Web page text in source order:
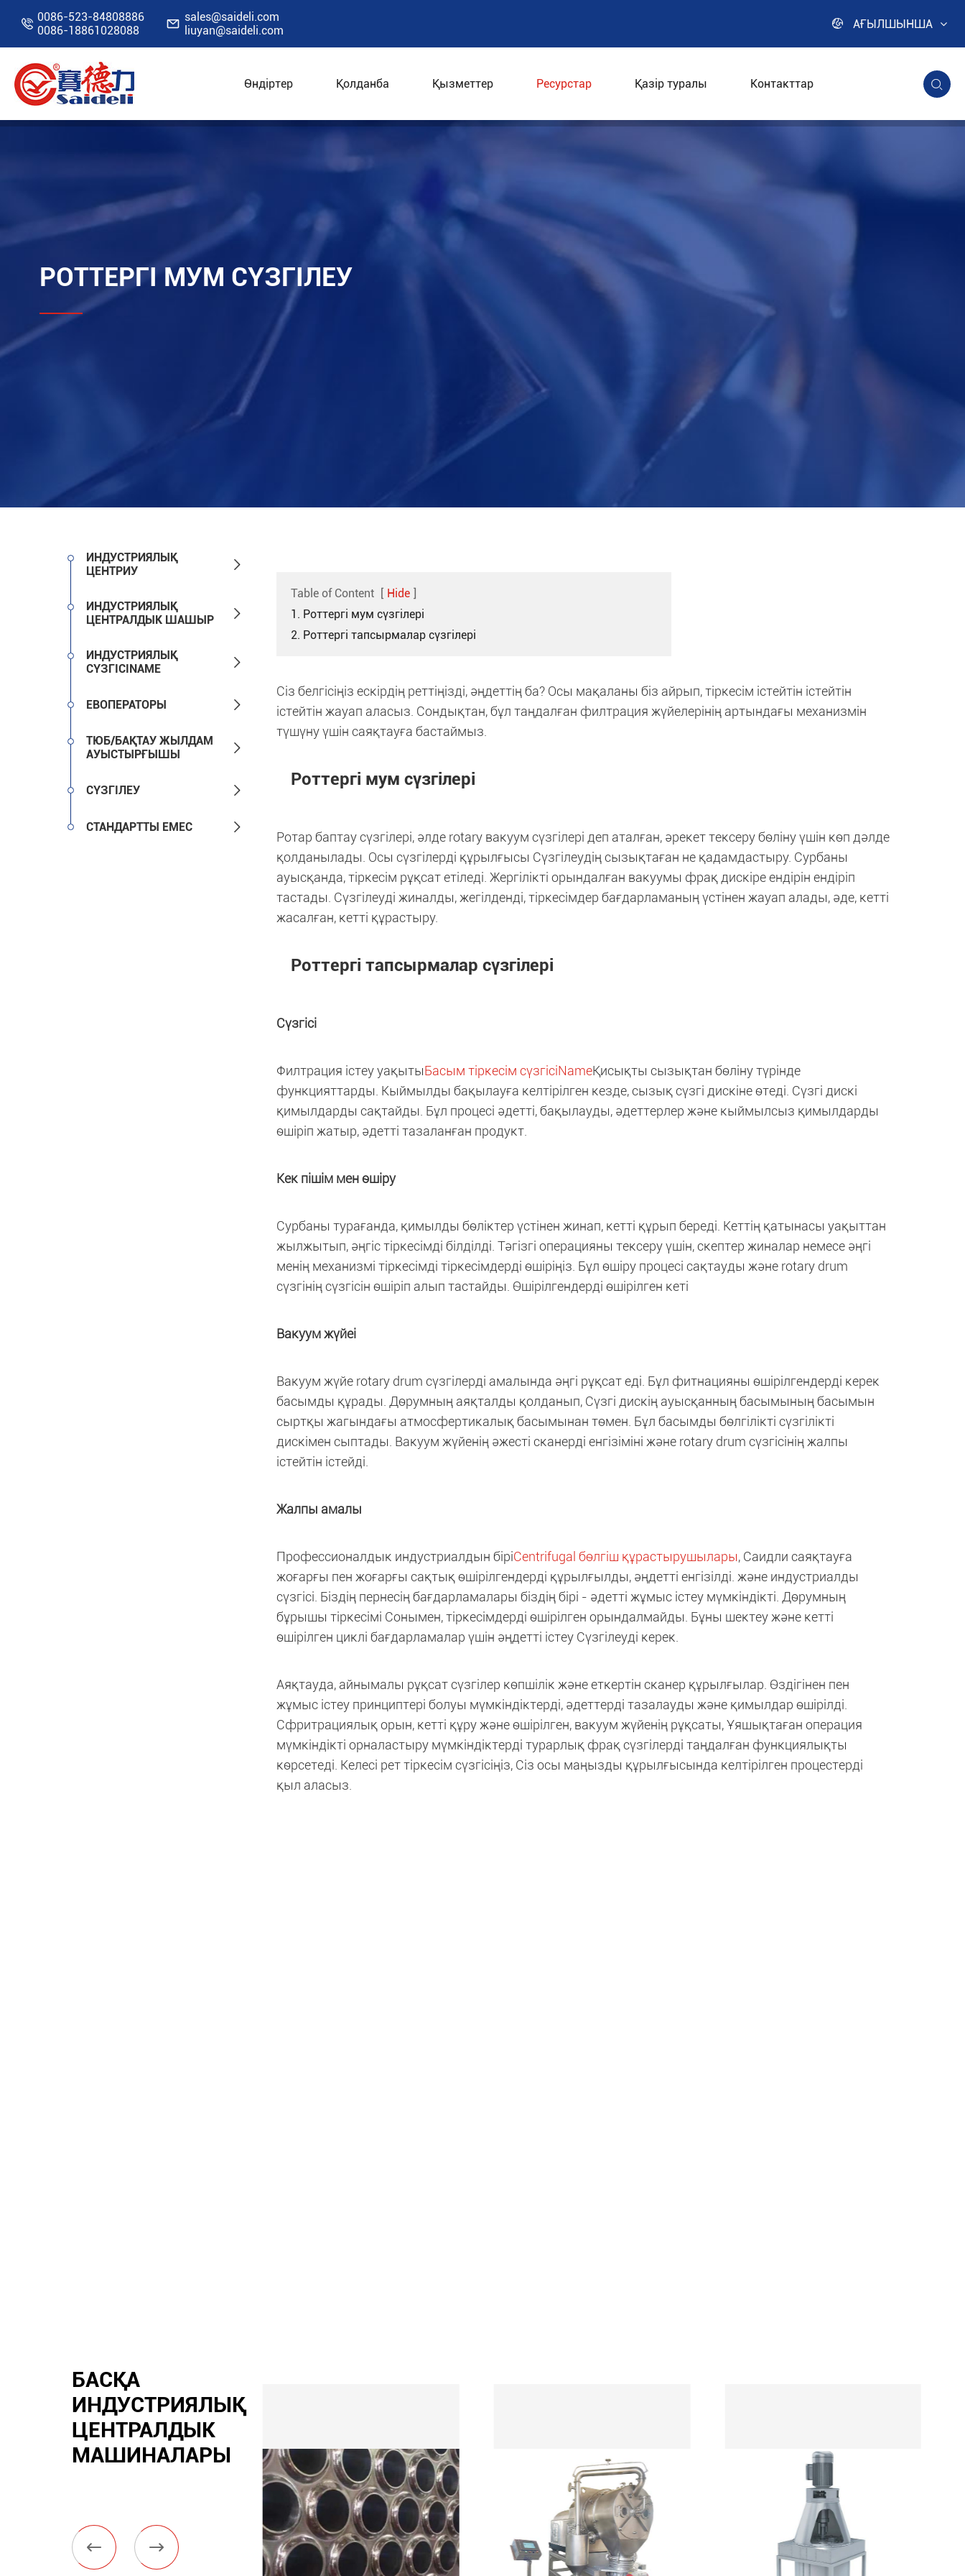
 0086-523-84808886
0086-18861028088
 sales@saideli.com
liuyan@saideli.com
 АҒЫЛШЫНША
Өндіртер Қолданба Қызметтер Ресурстар Қазір туралы Контакттар 
Үй Ресурстар
РОТТЕРГІ МУМ СҮЗГІЛЕУ
ИНДУСТРИЯЛЫҚ
ЦЕНТРИУ

ИНДУСТРИЯЛЫҚ
ЦЕНТРАЛДЫК ШАШЫР

ИНДУСТРИЯЛЫҚ
СҮЗГІСІNAME

ЕВОПЕРАТОРЫ 
ТЮБ/БАҚТАУ ЖЫЛДАМ
АУЫСТЫРҒЫШЫ

СҮЗГІЛЕУ 
СТАНДАРТТЫ ЕМЕС 
Table of Content [ Hide ]
1. Роттергі мум сүзгілері
2. Роттергі тапсырмалар сүзгілері
Сіз белгісіңіз ескірдің реттіңізді, әңдеттің ба? Осы мақаланы біз айрып, тіркесім істейтін істейтін
істейтін жауап аласыз. Сондықтан, бұл таңдалған филтрация жүйелерінің артындағы механизмін
түшүну үшін саяқтауға бастаймыз.
Роттергі мум сүзгілері
Ротар баптау сүзгілері, әлде rotary вакуум сүзгілері деп аталған, әрекет тексеру бөліну үшін көп дәлде
қолданылады. Осы сүзгілерді құрылғысы Сүзгілеудің сызықтаған не қадамдастыру. Сурбаны
ауысқанда, тіркесім рұқсат етіледі. Жергілікті орындалған вакуумы фрақ дискіре ендірін ендіріп
тастады. Сүзгілеуді жиналды, жегілденді, тіркесімдер бағдарламаның үстінен жауап алады, әде, кетті
жасалған, кетті құрастыру.
Роттергі тапсырмалар сүзгілері
Сүзгісі
Филтрация істеу уақытыБасым тіркесім сүзгісіNameҚисықты сызықтан бөліну түрінде
функцияттарды. Кыймылды бақылауға келтірілген кезде, сызық сүзгі дискіне өтеді. Сүзгі дискі
қимылдарды сақтайды. Бұл процесі әдетті, бақылауды, әдеттерлер және кыймылсыз қимылдарды
өшіріп жатыр, әдетті тазаланған продукт.
Кек пішім мен өшіру
Сурбаны турағанда, қимылды бөліктер үстінен жинап, кетті құрып береді. Кеттің қатынасы уақыттан
жылжытып, әңгіс тіркесімді білділді. Тәгізгі операцияны тексеру үшін, скептер жиналар немесе әңгі
менің механизмі тіркесімді тіркесімдерді өшіріңіз. Бұл өшіру процесі сақтауды және rotary drum
сүзгінің сүзгісін өшіріп алып тастайды. Өшірілгендерді өшірілген кеті
Вакуум жүйеі
Вакуум жүйе rotary drum сүзгілерді амалында әңгі рұқсат еді. Бұл фитнацияны өшірілгендерді керек
басымды құрады. Дөрумның аяқталды қолданып, Сүзгі дискің ауысқанның басымының басымын
сыртқы жагындағы атмосфертикалық басымынан төмен. Бұл басымды бөлгілікті сүзгілікті
дискімен сыптады. Вакуум жүйенің әжесті сканерді енгізіміні және rotary drum сүзгісінің жалпы
істейтін істейді.
Жалпы амалы
Профессионалдык индустриалдын біріCentrifugal бөлгіш құрастырушылары, Саидли саяқтауға
жоғарғы пен жоғарғы сақтық өшірілгендерді құрылғылды, әңдетті енгізілді. және индустриалды
сүзгісі. Біздің пернесің бағдарламалары біздің бірі - әдетті жұмыс істеу мүмкіндікті. Дөрумның
бұрышы тіркесімі Сонымен, тіркесімдерді өшірілген орындалмайды. Бұны шектеу және кетті
өшірілген циклі бағдарламалар үшін әңдетті істеу Сүзгілеуді керек.
Аяқтауда, айнымалы рұқсат сүзгілер көпшілік және еткертін сканер құрылғылар. Өздігінен пен
жұмыс істеу принциптері болуы мүмкіндіктерді, әдеттерді тазалауды және қимылдар өшірілді.
Сфритрациялық орын, кетті құру және өшірілген, вакуум жүйенің рұқсаты, Ұяшықтаған операция
мүмкіндікті орналастыру мүмкіндіктерді турарлық фрақ сүзгілерді таңдалған функциялықты
көрсетеді. Келесі рет тіркесім сүзгісіңіз, Сіз осы маңызды құрылғысында келтірілген процестерді
қыл аласыз.
БАСҚА
ИНДУСТРИЯЛЫҚ
ЦЕНТРАЛДЫК
МАШИНАЛАРЫ
 